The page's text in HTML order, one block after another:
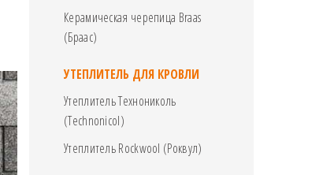
Керамическая черепица Braas
(Браас)
УТЕПЛИТЕЛЬ ДЛЯ КРОВЛИ
Утеплитель Технониколь
(Technonicol)
Утеплитель Rockwool (Роквул)